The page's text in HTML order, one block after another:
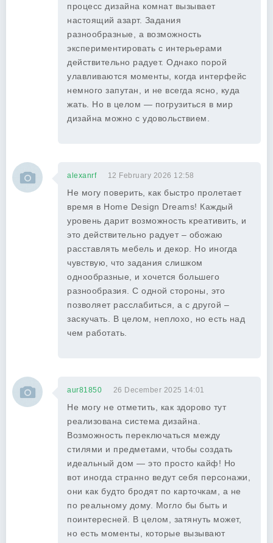
процесс дизайна комнат вызывает
настоящий азарт. Задания
разнообразные, а возможность
экспериментировать с интерьерами
действительно радует. Однако порой
улавливаются моменты, когда интерфейс
немного запутан, и не всегда ясно, куда
жать. Но в целом — погрузиться в мир
дизайна можно с удовольствием.
alexanrf 12 February 2026 12:58
Не могу поверить, как быстро пролетает
время в Home Design Dreams! Каждый
уровень дарит возможность креативить, и
это действительно радует – обожаю
расставлять мебель и декор. Но иногда
чувствую, что задания слишком
однообразные, и хочется большего
разнообразия. С одной стороны, это
позволяет расслабиться, а с другой –
заскучать. В целом, неплохо, но есть над
чем работать.
aur81850 26 December 2025 14:01
Не могу не отметить, как здорово тут
реализована система дизайна.
Возможность переключаться между
стилями и предметами, чтобы создать
идеальный дом — это просто кайф! Но
вот иногда странно ведут себя персонажи,
они как будто бродят по карточкам, а не
по реальному дому. Могло бы быть и
поинтересней. В целом, затянуть может,
но есть моменты, которые вызывают